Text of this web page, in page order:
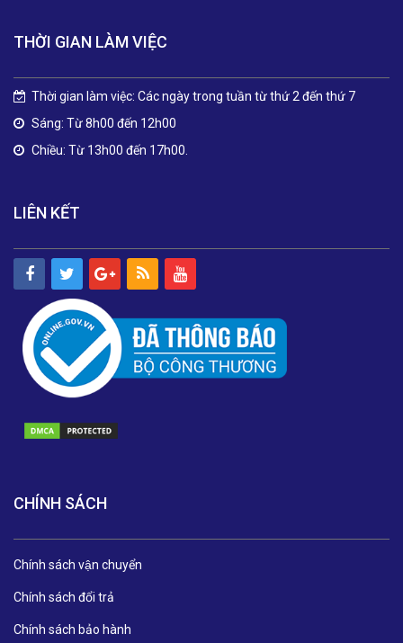
THỜI GIAN LÀM VIỆC
Thời gian làm việc: Các ngày trong tuần từ thứ 2 đến thứ 7
Sáng: Từ 8h00 đến 12h00
Chiều: Từ 13h00 đến 17h00.
LIÊN KẾT
CHÍNH SÁCH
Chính sách vận chuyển
Chính sách đổi trả
Chính sách bảo hành